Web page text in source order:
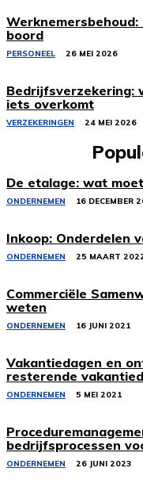
boord
PERSONEEL 26 MEI 2026
Bedrijfsverzekering:
iets overkomt
VERZEKERINGEN 24 MEI 2026
De etalage: wat
ONDERNEMEN 16 DECEMBER
Inkoop: Onderdelen
ONDERNEMEN 25 MAART
Commerciële
weten
ONDERNEMEN 16 JUNI 2021
Vakantiedagen en
resterende
ONDERNEMEN 5 MEI 2021
bedrijfsprocessen
ONDERNEMEN 26 JUNI 2023